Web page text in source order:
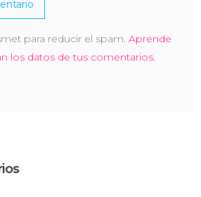
para reducir el spam. Aprende
los datos de tus comentarios.